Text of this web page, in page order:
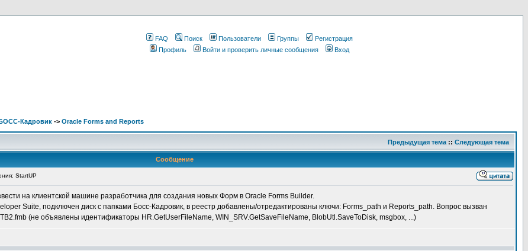
FAQ Поиск Пользователи Группы
Регистрация
Профиль
Войти и проверить личные сообщения Вход
Кадровик -> Oracle Forms and Reports
Предыдущая тема :: Следующая тема
Сообщение
StartUP
на клиентской машине разработчика для создания новых Форм в Oracle Forms Builder.
Suite, подключен диск с папками Босс-Кадровик, в реестр добавлены/отредактированы ключи: Forms_path и Reports_path. Вопрос вызван
(не объявлены идентификаторы HR.GetUserFileName, WIN_SRV.GetSaveFileName, BlobUtl.SaveToDisk, msgbox, ...)